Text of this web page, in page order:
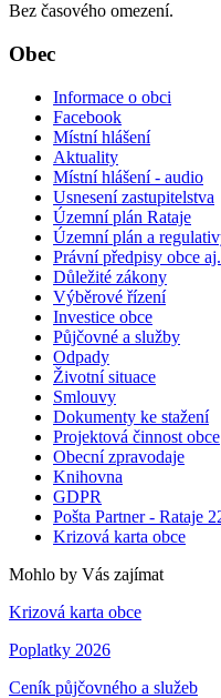
Bez časového omezení.
Obec
Informace o obci
Facebook
Místní hlášení
Aktuality
Místní hlášení - audio
Usnesení zastupitelstva
Územní plán Rataje
Územní plán a
Právní předpisy obce aj.
Důležité zákony
Výběrové řízení
Investice obce
Půjčovné a služby
Odpady
Životní situace
Smlouvy
Dokumenty ke stažení
Projektová činnost obce
Obecní zpravodaje
Knihovna
GDPR
Pošta Partner - Rataje
Krizová karta obce
Mohlo by Vás zajímat
Krizová karta obce
Poplatky 2026
Ceník půjčovného a služeb